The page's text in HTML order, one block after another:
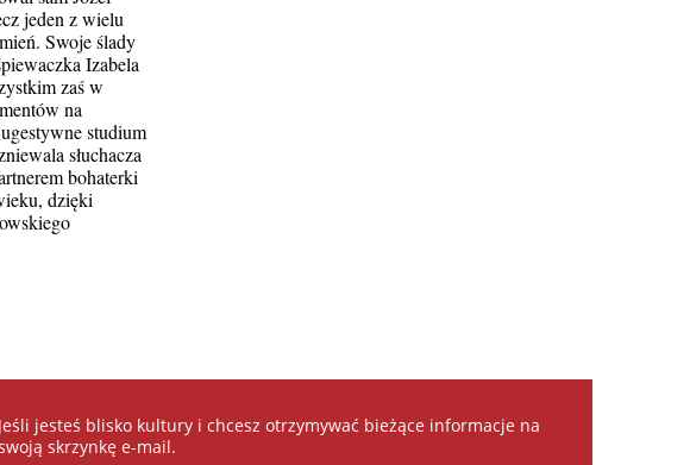
jeden z wielu
Swoje ślady
Izabela
zaś w
na
studium
słuchacza
bohaterki
dzięki
Jeśli jesteś blisko kultury i chcesz otrzymywać bieżące informacje na
skrzynkę e-mail.